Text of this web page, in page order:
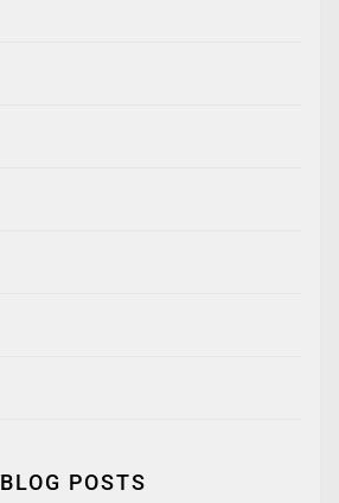
BLOG POSTS